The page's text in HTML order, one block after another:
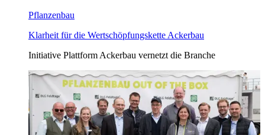
Pflanzenbau
Klarheit für die Wertschöpfungskette Ackerbau
Initiative Plattform Ackerbau vernetzt die Branche